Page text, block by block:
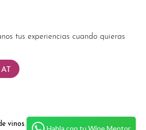
tus experiencias cuando quieras
vinos. Powered byHabla con tu Wine Mentor